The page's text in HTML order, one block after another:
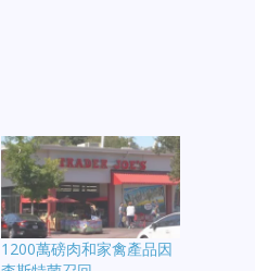
1200萬磅肉和家禽產品因